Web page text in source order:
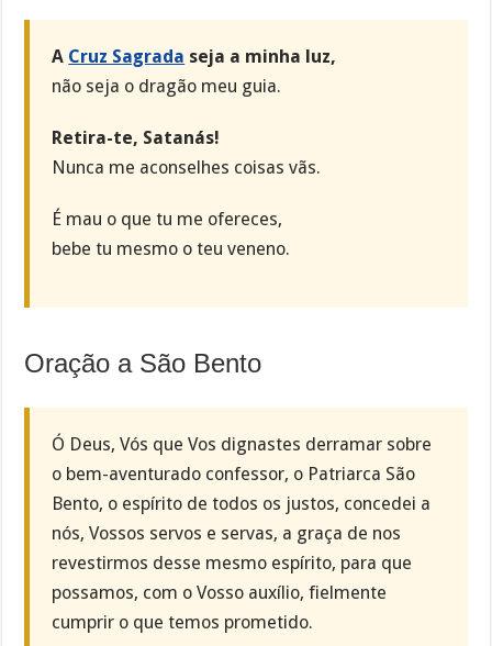
A Cruz Sagrada seja a minha luz,
não seja o dragão meu guia.
Retira-te, Satanás!
Nunca me aconselhes coisas vãs.
É mau o que tu me ofereces,
bebe tu mesmo o teu veneno.
Oração a São Bento
Ó Deus, Vós que Vos dignastes derramar sobre
o bem-aventurado confessor, o Patriarca São
Bento, o espírito de todos os justos, concedei a
nós, Vossos servos e servas, a graça de nos
revestirmos desse mesmo espírito, para que
possamos, com o Vosso auxílio, fielmente
cumprir o que temos prometido.